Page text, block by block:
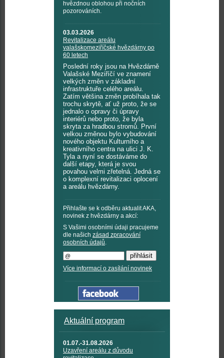
hvězdnou oblohou při nočních
pozorováních.
03.03.2026
Revitalizace areálu
valašskomeziříčské hvězdárny po
60 letech
Poslední roky jsou na Hvězdárně
Valašské Meziříčí ve znamení
velkých změn v základní
infrastruktuře celého areálu.
Zatím většina změn probíhala tak
trochu skrytě, ať už proto, že se
jednalo o opravy či úpravy
interiérů nebo proto, že byla
skryta za hradbou stromů. První
velkou změnou bylo vybudování
nového objektu Kulturního a
kreativního centra na ulici J. K.
Tyla a nyní se dostáváme do
další etapy, která je svou
povahou velmi zřetelná. Jedná se
o komplexní revitalizaci oplocení
a areálu hvězdárny.
Přihlašte se k odběru aktualit AKA,
novinek z hvězdárny a akcí:
S Vašimi osobními údaji pracujeme
dle našich zásad zpracování
osobních údajů.
Více informací o zasílání novinek
Aktuální program
01.07.-31.08.2026
Uzavření areálu z důvodu